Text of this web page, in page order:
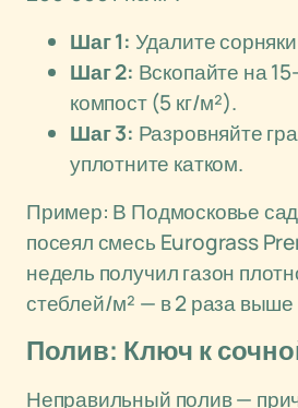
Шаг 1: Удалите
Шаг 2: Вскопайте на
компост (5 кг/м²).
Шаг 3: Разровняйте
уплотните катком.
Пример: В Подмосковье
посеял смесь Eurograss
недель получил газон
стеблей/м² — в 2 раза
Полив: Ключ к
Неправильный полив —